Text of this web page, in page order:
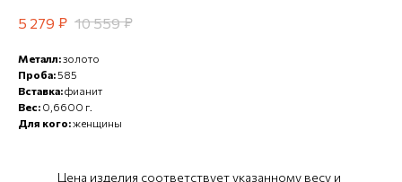
5 279 ₽ 10 559 ₽
Металл:золото
Проба:585
Вставка:фианит
Вес: 0,6600 г.
Для кого:женщины
Цена изделия соответствует указанному весу и